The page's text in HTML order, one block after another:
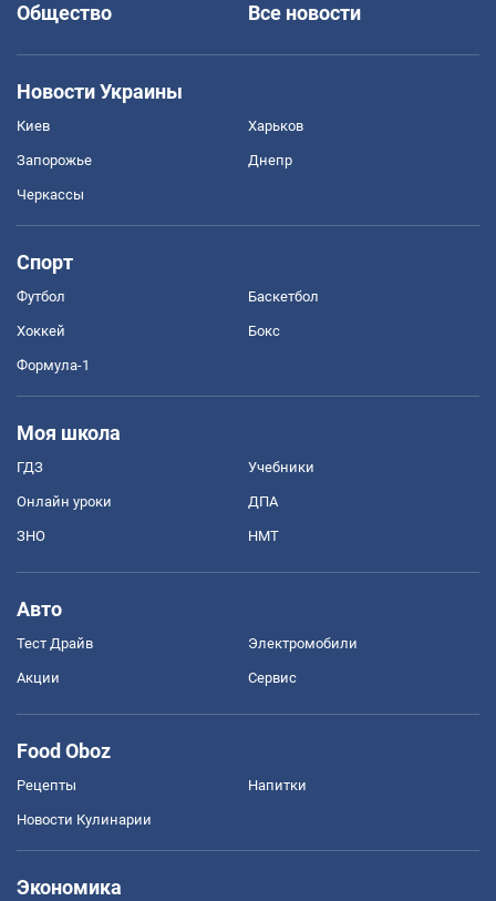
Общество
Все новости
Новости Украины
Киев Харьков
Запорожье Днепр
Черкассы
Спорт
Футбол Баскетбол
Хоккей Бокс
Формула-1
Моя школа
ГДЗ Учебники
Онлайн уроки ДПА
ЗНО НМТ
Авто
Тест Драйв Электромобили
Акции Сервис
Food Oboz
Рецепты Напитки
Новости Кулинарии
Экономика